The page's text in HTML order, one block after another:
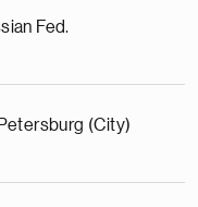
Fed.
(City)